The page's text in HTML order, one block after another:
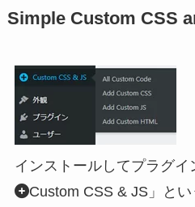
Simple Custom CSS
インストールしてプラグイ
Custom CSS & JS」と